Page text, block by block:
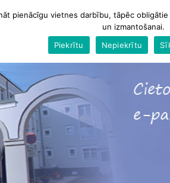
pienācīgu vietnes darbību, tāpēc
un izmantošanai.
Piekrītu
Nepiekrītu